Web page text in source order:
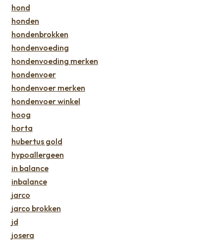
hond
honden
hondenbrokken
hondenvoeding
hondenvoeding merken
hondenvoer
hondenvoer merken
hondenvoer winkel
hoog
horta
hubertus gold
hypoallergeen
in balance
inbalance
jarco
jarco brokken
jd
josera